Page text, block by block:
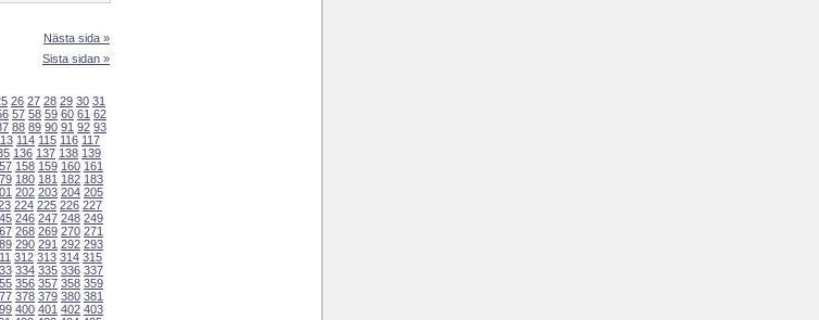
Nästa sida »
Sista sidan »
26 27 28 29 30 31
57 58 59 60 61 62
88 89 90 91 92 93
114 115 116 117
136 137 138 139
158 159 160 161
180 181 182 183
202 203 204 205
224 225 226 227
246 247 248 249
268 269 270 271
290 291 292 293
312 313 314 315
334 335 336 337
356 357 358 359
378 379 380 381
400 401 402 403